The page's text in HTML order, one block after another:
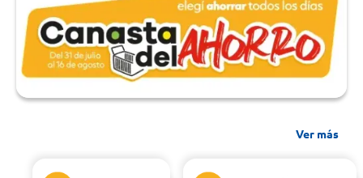
Ver más